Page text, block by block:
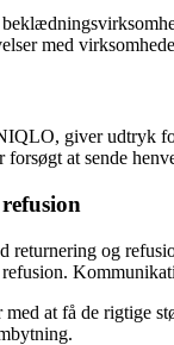
med
giver udtryk
at sende
returnering og
at få de rigtige